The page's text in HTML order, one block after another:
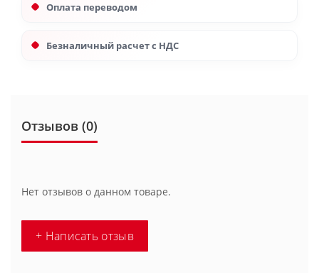
Оплата переводом
Безналичный расчет с НДС
Отзывов (0)
Нет отзывов о данном товаре.
+ Написать отзыв